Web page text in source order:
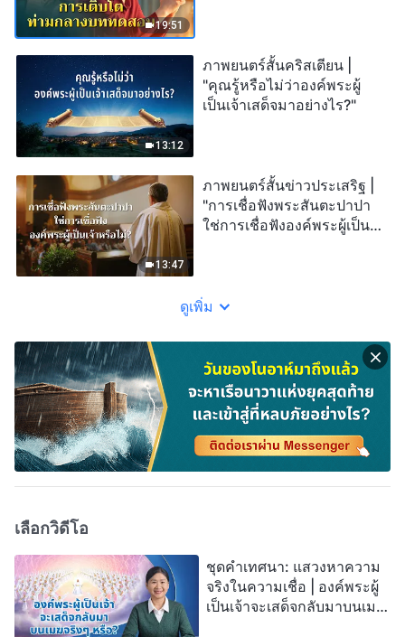
19:51
13:12
ภาพยนตร์สั้นคริสเตียน |
"คุณรู้หรือไม่ว่าองค์พระผู้
เป็นเจ้าเสด็จมาอย่างไร?"
13:47
ภาพยนตร์สั้นข่าวประเสริฐ |
"การเชื่อฟังพระสันตะปาปา
ใช่การเชื่อฟังองค์พระผู้เป็น
ดูเพิ่ม
เลือกวิดีโอ
ชุดคำเทศนา: แสวงหาความ
จริงในความเชื่อ | องค์พระผู้
เป็นเจ้าจะเสด็จกลับมาบนเมฆ